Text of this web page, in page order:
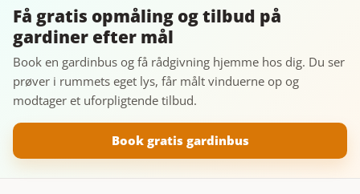
Få gratis opmåling og tilbud på
gardiner efter mål
Book en gardinbus og få rådgivning hjemme hos dig. Du ser
prøver i rummets eget lys, får målt vinduerne op og
modtager et uforpligtende tilbud.
Book gratis gardinbus